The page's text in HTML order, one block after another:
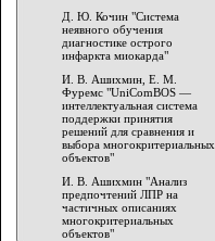
Д. Ю. Кочин "Система
неявного обучения
диагностике острого
инфаркта миокарда"
И. В. Ашихмин, Е. М.
Фуремс "UniComBOS —
интеллектуальная система
поддержки принятия
решений для сравнения и
выбора многокритериальных
объектов"
И. В. Ашихмин "Анализ
предпочтений ЛПР на
частичных описаниях
многокритериальных
объектов"